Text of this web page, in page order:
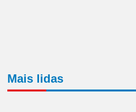
Mais lidas